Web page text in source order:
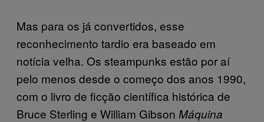
Mas para os já convertidos, esse
reconhecimento tardio era baseado em
notícia velha. Os steampunks estão por aí
pelo menos desde o começo dos anos 1990,
com o livro de ficção científica histórica de
Bruce Sterling e William Gibson Máquina